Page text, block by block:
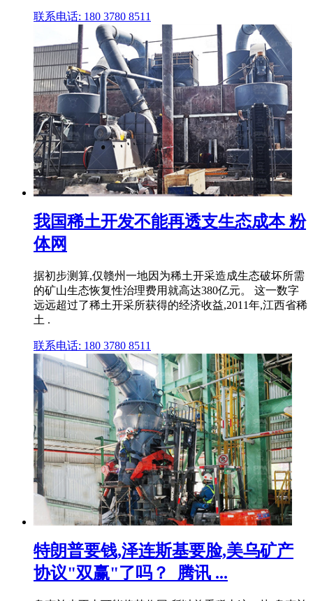
联系电话: 180 3780 8511
我国稀土开发不能再透支生态成本 粉
体网
据初步测算,仅赣州一地因为稀土开采造成生态破坏所需
的矿山生态恢复性治理费用就高达380亿元。 这一数字
远远超过了稀土开采所获得的经济收益,2011年,江西省稀
土 .
联系电话: 180 3780 8511
特朗普要钱,泽连斯基要脸,美乌矿产
协议"双赢"了吗？_腾讯 ...